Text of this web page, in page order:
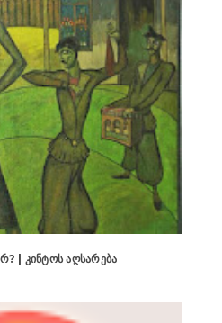
| ᲙᲘᲜᲢᲝᲡ ᲐᲦᲡᲐᲠᲔᲑᲐ